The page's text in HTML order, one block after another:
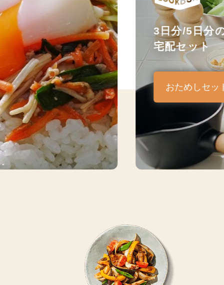
3日分/5日分
宅配セット
おためしセッ